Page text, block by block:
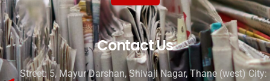
Contact Us
Street: 5, Mayur Darshan, Shivaji Nagar, Thane (west) City: